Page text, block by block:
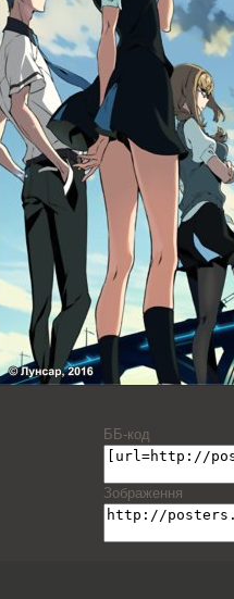
ББ-код
Зображення